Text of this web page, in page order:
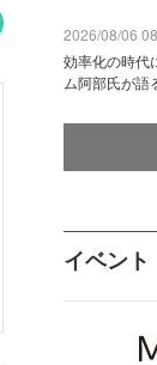
2026/08/06
効率化の時代
ム阿部氏が語
イベント